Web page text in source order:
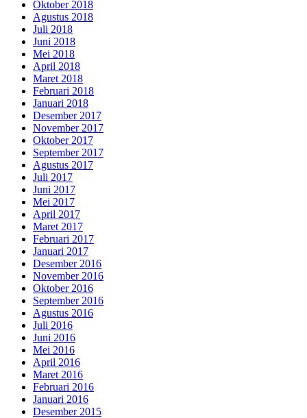
Oktober 2018
Agustus 2018
Juli 2018
Juni 2018
Mei 2018
April 2018
Maret 2018
Februari 2018
Januari 2018
Desember 2017
November 2017
Oktober 2017
September 2017
Agustus 2017
Juli 2017
Juni 2017
Mei 2017
April 2017
Maret 2017
Februari 2017
Januari 2017
Desember 2016
November 2016
Oktober 2016
September 2016
Agustus 2016
Juli 2016
Juni 2016
Mei 2016
April 2016
Maret 2016
Februari 2016
Januari 2016
Desember 2015